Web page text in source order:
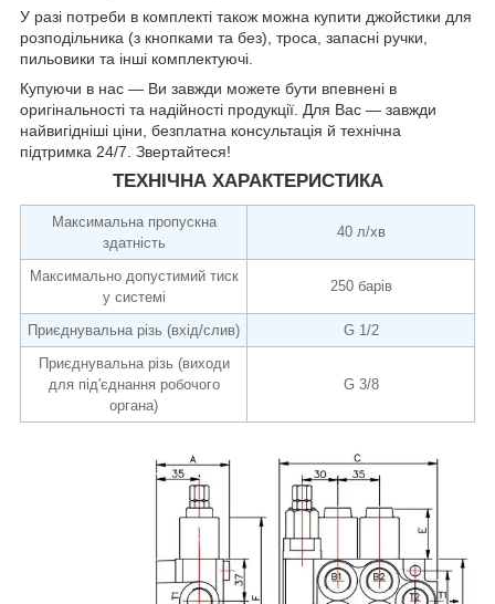
У разі потреби в комплекті також можна купити джойстики для
розподільника (з кнопками та без), троса, запасні ручки,
пильовики та інші комплектуючі.
Купуючи в нас — Ви завжди можете бути впевнені в
оригінальності та надійності продукції. Для Вас — завжди
найвигідніші ціни, безплатна консультація й технічна
підтримка 24/7. Звертайтеся!
ТЕХНІЧНА ХАРАКТЕРИСТИКА
Максимальна пропускна
здатність
40 л/хв
Максимально допустимий тиск
у системі
250 барів
Приєднувальна різь (вхід/слив)
G 1/2
Приєднувальна різь (виходи
для під'єднання робочого
органа)
G 3/8